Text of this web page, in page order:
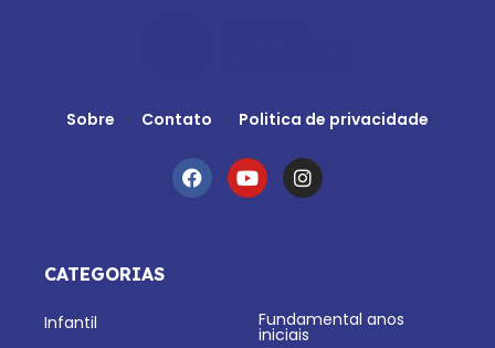
Sobre Contato Politica de privacidade
CATEGORIAS
Infantil Fundamental anos
iniciais